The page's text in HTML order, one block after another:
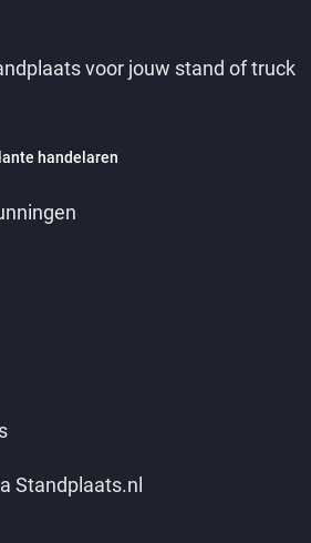
voor jouw stand of truck
handelaren
Standplaats.nl